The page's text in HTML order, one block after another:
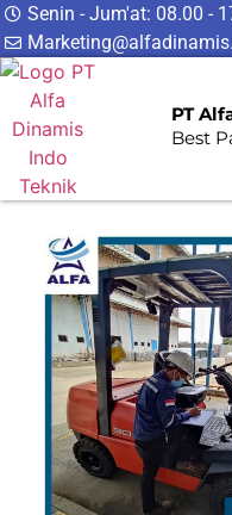
Senin - Jum'at: 08.00 -
PT
Best